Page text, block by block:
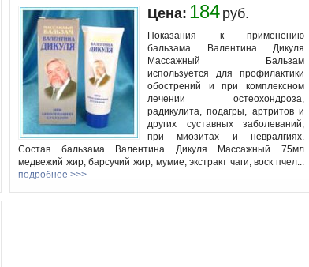
Цена: 184 руб.
Показания к применению
бальзама Валентина Дикуля
Массажный Бальзам
используется для профилактики
обострений и при комплексном
лечении остеохондроза,
радикулита, подагры, артритов и
других суставных заболеваний;
при миозитах и невралгиях.
Состав бальзама Валентина Дикуля Массажный 75мл
медвежий жир, барсучий жир, мумие, экстракт чаги, воск пчел...
подробнее >>>